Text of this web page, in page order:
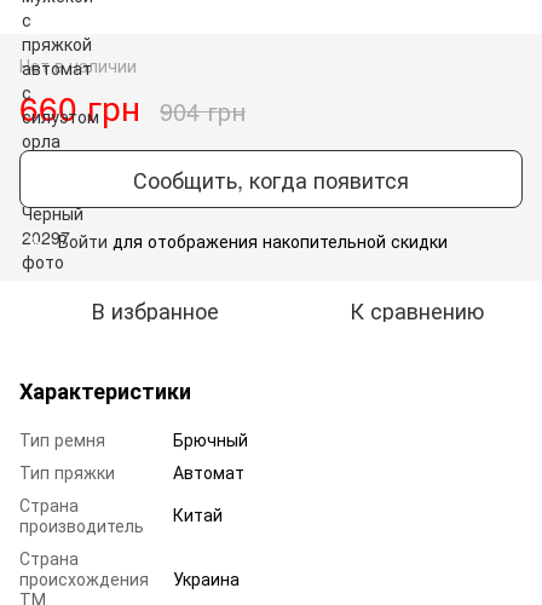
Нет в наличии
660 грн 904 грн
Сообщить, когда появится
% Войти для отображения накопительной скидки
В избранное К сравнению
Характеристики
Тип ремня
Брючный
Тип пряжки
Автомат
Страна
производитель
Китай
Страна
происхождения
ТМ
Украина